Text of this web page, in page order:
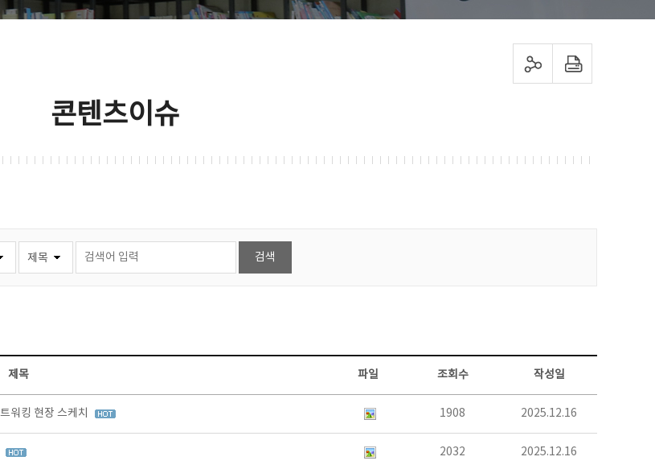
sns 공유하기 프린트하기
콘텐츠이슈
제목 파일 조회수 작성일
워킹 현장 스케치 1908 2025.12.16
2032 2025.12.16